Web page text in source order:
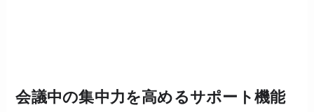
会議中の集中力を高めるサポート機能